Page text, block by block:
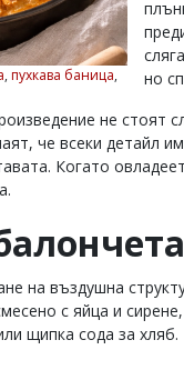
, пухкава баница,
но
не стоят
че всеки детайл
Когато
на въздушна
с яйца и
щипка сода за хляб.